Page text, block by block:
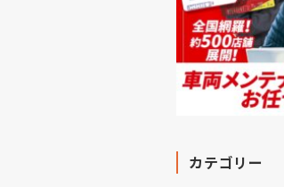
カテゴリー